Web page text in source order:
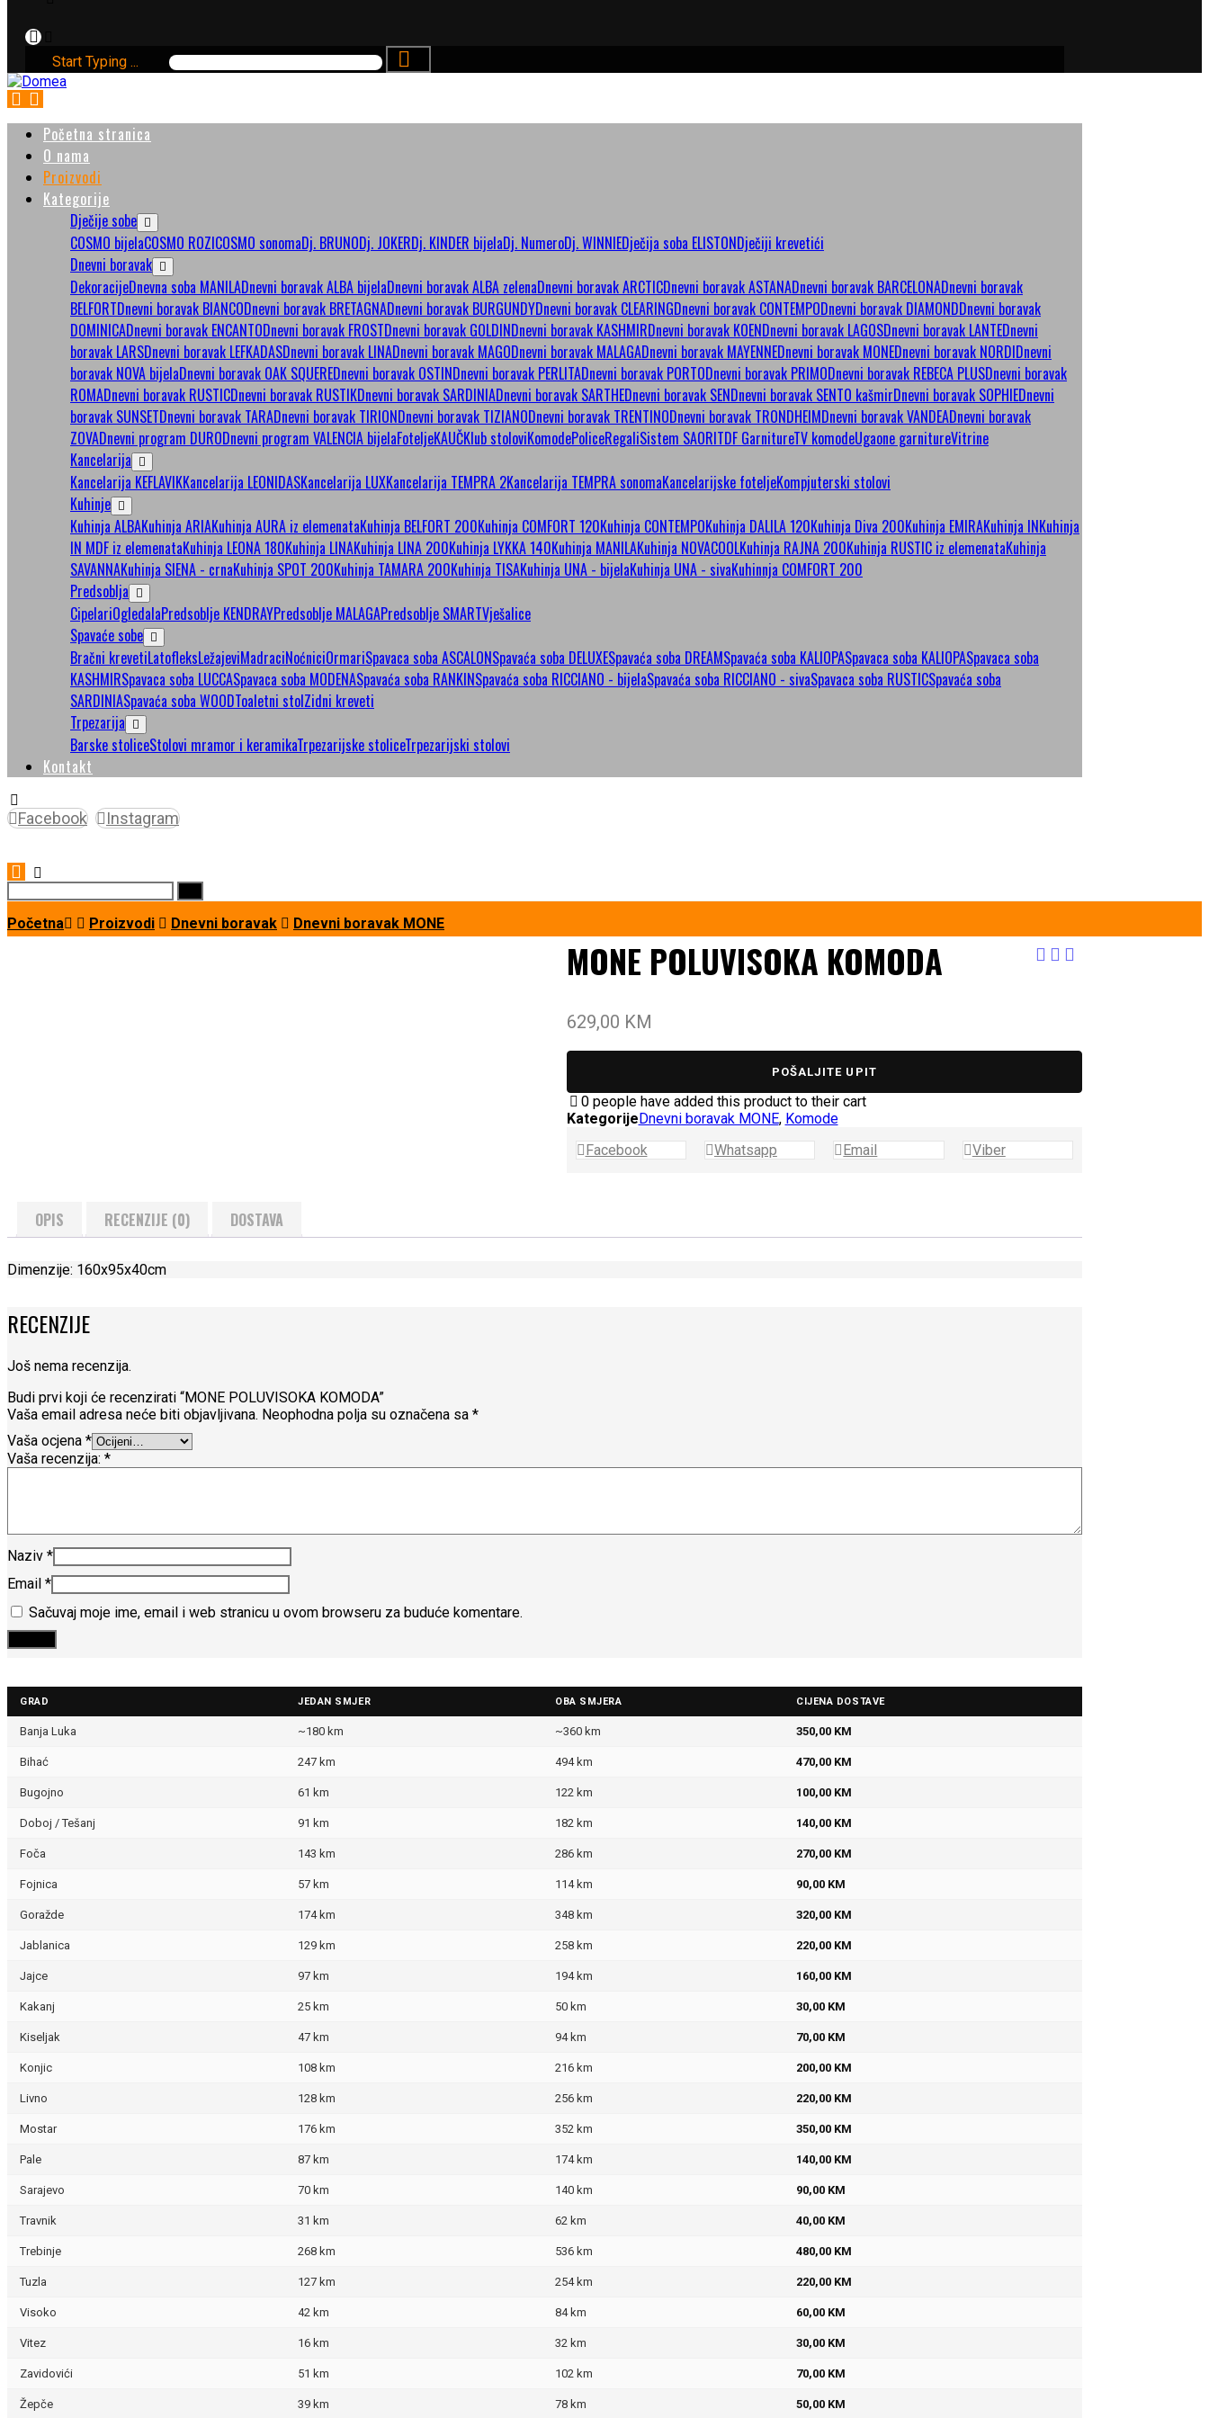
Start Typing ...
Početna stranica
O nama
Proizvodi
Kategorije
Dječije sobe
COSMO bijelaCOSMO ROZICOSMO sonomaDj. BRUNODj. JOKERDj. KINDER bijelaDj. NumeroDj. WINNIEDječija soba ELISTONDječiji krevetići
Dnevni boravak
DekoracijeDnevna soba MANILADnevni boravak ALBA bijelaDnevni boravak ALBA zelenaDnevni boravak ARCTICDnevni boravak ASTANADnevni boravak BARCELONADnevni boravak
BELFORTDnevni boravak BIANCODnevni boravak BRETAGNADnevni boravak BURGUNDYDnevni boravak CLEARINGDnevni boravak CONTEMPODnevni boravak DIAMONDDnevni boravak
DOMINICADnevni boravak ENCANTODnevni boravak FROSTDnevni boravak GOLDINDnevni boravak KASHMIRDnevni boravak KOENDnevni boravak LAGOSDnevni boravak LANTEDnevni
boravak LARSDnevni boravak LEFKADASDnevni boravak LINADnevni boravak MAGODnevni boravak MALAGADnevni boravak MAYENNEDnevni boravak MONEDnevni boravak NORDIDnevni
boravak NOVA bijelaDnevni boravak OAK SQUEREDnevni boravak OSTINDnevni boravak PERLITADnevni boravak PORTODnevni boravak PRIMODnevni boravak REBECA PLUSDnevni boravak
ROMADnevni boravak RUSTICDnevni boravak RUSTIKDnevni boravak SARDINIADnevni boravak SARTHEDnevni boravak SENDnevni boravak SENTO kašmirDnevni boravak SOPHIEDnevni
boravak SUNSETDnevni boravak TARADnevni boravak TIRIONDnevni boravak TIZIANODnevni boravak TRENTINODnevni boravak TRONDHEIMDnevni boravak VANDEADnevni boravak
ZOVADnevni program DURODnevni program VALENCIA bijelaFoteljeKAUČKlub stoloviKomodePoliceRegaliSistem SAORITDF GarnitureTV komodeUgaone garnitureVitrine
Kancelarija
Kancelarija KEFLAVIKKancelarija LEONIDASKancelarija LUXKancelarija TEMPRA 2Kancelarija TEMPRA sonomaKancelarijske foteljeKompjuterski stolovi
Kuhinje
Kuhinja ALBAKuhinja ARIAKuhinja AURA iz elemenataKuhinja BELFORT 200Kuhinja COMFORT 120Kuhinja CONTEMPOKuhinja DALILA 120Kuhinja Diva 200Kuhinja EMIRAKuhinja INKuhinja
IN MDF iz elemenataKuhinja LEONA 180Kuhinja LINAKuhinja LINA 200Kuhinja LYKKA 140Kuhinja MANILAKuhinja NOVACOOLKuhinja RAJNA 200Kuhinja RUSTIC iz elemenataKuhinja
SAVANNAKuhinja SIENA - crnaKuhinja SPOT 200Kuhinja TAMARA 200Kuhinja TISAKuhinja UNA - bijelaKuhinja UNA - sivaKuhinnja COMFORT 200
Predsoblja
CipelariOgledalaPredsoblje KENDRAYPredsoblje MALAGAPredsoblje SMARTVješalice
Spavaće sobe
Bračni krevetiLatofleksLežajeviMadraciNoćniciOrmariSpavaca soba ASCALONSpavaća soba DELUXESpavaća soba DREAMSpavaća soba KALIOPASpavaca soba KALIOPASpavaca soba
KASHMIRSpavaca soba LUCCASpavaca soba MODENASpavaća soba RANKINSpavaća soba RICCIANO - bijelaSpavaća soba RICCIANO - sivaSpavaca soba RUSTICSpavaća soba
SARDINIASpavaća soba WOODToaletni stolZidni kreveti
Trpezarija
Barske stoliceStolovi mramor i keramikaTrpezarijske stoliceTrpezarijski stolovi
Kontakt
Facebook Instagram
Početna Proizvodi Dnevni boravak Dnevni boravak MONE
MONE POLUVISOKA KOMODA
629,00 KM
POŠALJITE UPIT
0people have added this product to their cart
KategorijeDnevni boravak MONE, Komode
Facebook
Whatsapp Email Viber
OPIS RECENZIJE (0) DOSTAVA
Dimenzije: 160x95x40cm
RECENZIJE
Još nema recenzija.
Budi prvi koji će recenzirati “MONE POLUVISOKA KOMODA”
Vaša email adresa neće biti objavljivana. Neophodna polja su označena sa *
Vaša ocjena *
Vaša recenzija: *
Naziv *
Email *
Sačuvaj moje ime, email i web stranicu u ovom browseru za buduće komentare.
GRAD JEDAN SMJER OBA SMJERA CIJENA DOSTAVE
Banja Luka ~180 km ~360 km 350,00 KM
Bihać 247 km 494 km 470,00 KM
Bugojno 61 km 122 km 100,00 KM
Doboj / Tešanj 91 km 182 km 140,00 KM
Foča 143 km 286 km 270,00 KM
Fojnica 57 km 114 km 90,00 KM
Goražde 174 km 348 km 320,00 KM
Jablanica 129 km 258 km 220,00 KM
Jajce 97 km 194 km 160,00 KM
Kakanj 25 km 50 km 30,00 KM
Kiseljak 47 km 94 km 70,00 KM
Konjic 108 km 216 km 200,00 KM
Livno 128 km 256 km 220,00 KM
Mostar 176 km 352 km 350,00 KM
Pale 87 km 174 km 140,00 KM
Sarajevo 70 km 140 km 90,00 KM
Travnik 31 km 62 km 40,00 KM
Trebinje 268 km 536 km 480,00 KM
Tuzla 127 km 254 km 220,00 KM
Visoko 42 km 84 km 60,00 KM
Vitez 16 km 32 km 30,00 KM
Zavidovići 51 km 102 km 70,00 KM
Žepče 39 km 78 km 50,00 KM